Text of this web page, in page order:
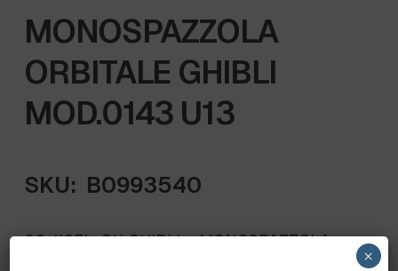
MONOSPAZZOLA
ORBITALE GHIBLI
MOD.0143 U13
SKU: B0993540
00-113EL-GH GHIBLI – MONOSPAZZOLA
×